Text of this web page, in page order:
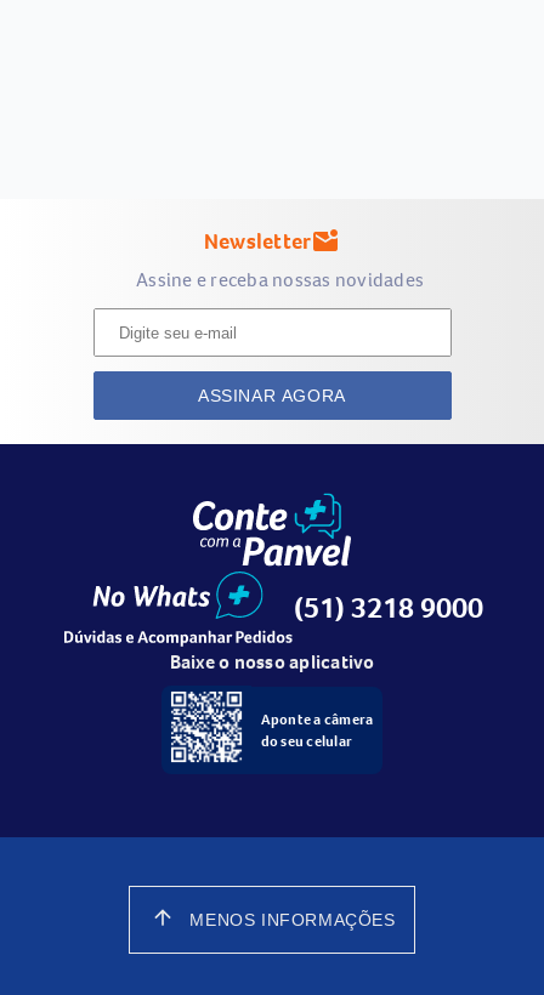
Newslettermark_email_unread
Assine e receba nossas novidades
ASSINAR AGORA
(51) 3218 9000
Baixe o nosso aplicativo
Aponte a câmera
do seu celular
arrow_upward MENOS INFORMAÇÕES